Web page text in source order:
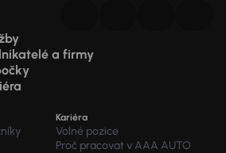
a firmy
Kariéra
Volné pozice
Proč pracovat v AAA AUTO